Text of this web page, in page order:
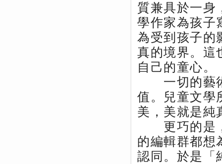
質兼具於一身
學作家為孩子
為受到孩子的
真的境界。這
自己的童心。
一切的藝術
值。兒童文學
美，美就是純
更巧的是，
的編輯群都想
認同。於是「